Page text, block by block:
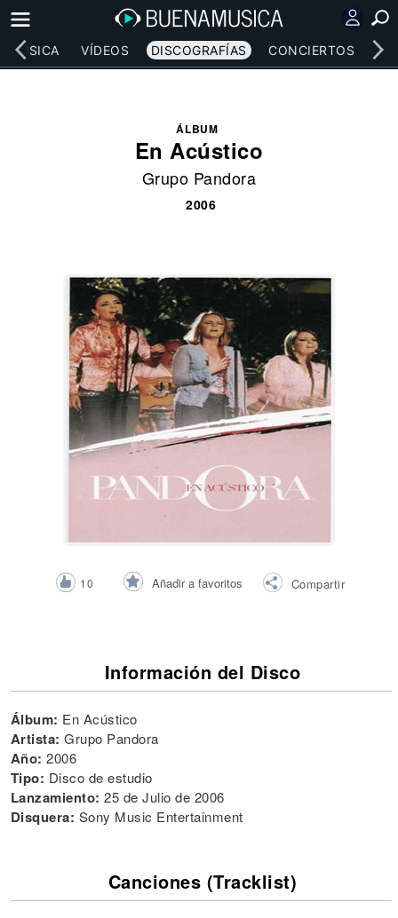
MÚSICA VÍDEOS DISCOGRAFÍAS CONCIERTOS
ÁLBUM
En Acústico
Grupo Pandora
2006
10 Añadir a favoritos Compartir
Información del Disco
Álbum: En Acústico
Artista: Grupo Pandora
Año: 2006
Tipo: Disco de estudio
Lanzamiento: 25 de Julio de 2006
Disquera: Sony Music Entertainment
Canciones (Tracklist)